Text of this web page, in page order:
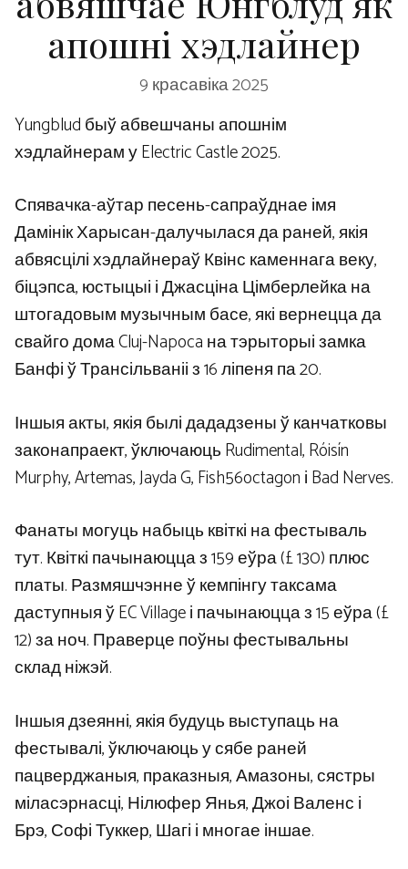
апошні хэдлайнер
9 красавіка 2025
Yungblud быў абвешчаны апошнім
хэдлайнерам у Electric Castle 2025.
Спявачка-аўтар песень-сапраўднае імя
Дамінік Харысан-далучылася да раней, якія
абвясцілі хэдлайнераў Квінс каменнага веку,
біцэпса, юстыцыі і Джасціна Цімберлейка на
штогадовым музычным басе, які вернецца да
свайго дома Cluj-Napoca на тэрыторыі замка
Банфі ў Трансільваніі з 16 ліпеня па 20.
Іншыя акты, якія былі дададзены ў канчатковы
законапраект, ўключаюць Rudimental, Róisín
Murphy, Artemas, Jayda G, Fish56octagon і Bad Nerves.
Фанаты могуць набыць квіткі на фестываль
тут. Квіткі пачынаюцца з 159 еўра (£ 130) плюс
платы. Размяшчэнне ў кемпінгу таксама
даступныя ў EC Village і пачынаюцца з 15 еўра (£
12) за ноч. Праверце поўны фестывальны
склад ніжэй.
Іншыя дзеянні, якія будуць выступаць на
фестывалі, ўключаюць у сябе раней
пацверджаныя, праказныя, Амазоны, сястры
міласэрнасці, Нілюфер Янья, Джоі Валенс і
Брэ, Софі Туккер, Шагі і многае іншае.